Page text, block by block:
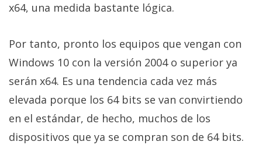
x64, una medida bastante lógica.
Por tanto, pronto los equipos que vengan con
Windows 10 con la versión 2004 o superior ya
serán x64. Es una tendencia cada vez más
elevada porque los 64 bits se van convirtiendo
en el estándar, de hecho, muchos de los
dispositivos que ya se compran son de 64 bits.